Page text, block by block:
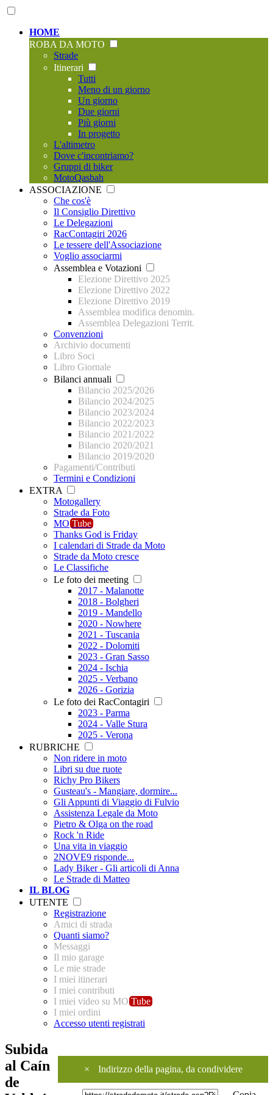
HOME
ROBA DA MOTO
Strade
Itinerari
Tutti
Meno di un giorno
Un giorno
Due giorni
Più giorni
In progetto
L'altimetro
Dove c'incontriamo?
Gruppi di biker
MotoQasbah
ASSOCIAZIONE
Che cos'è
Il Consiglio Direttivo
Le Delegazioni
RacContagiri 2026
Le tessere dell'Associazione
Voglio associarmi
Assemblea e Votazioni
Elezione Direttivo 2025
Elezione Direttivo 2022
Elezione Direttivo 2019
Assemblea modifica denomin.
Assemblea Delegazioni Territ.
Convenzioni
Archivio documenti
Libro Soci
Libro Giornale
Bilanci annuali
Bilancio 2025/2026
Bilancio 2024/2025
Bilancio 2023/2024
Bilancio 2022/2023
Bilancio 2021/2022
Bilancio 2020/2021
Bilancio 2019/2020
Pagamenti/Contributi
Termini e Condizioni
EXTRA
Motogallery
Strade da Foto
MO Tube
Thanks God is Friday
I calendari di Strade da Moto
Strade da Moto cresce
Le Classifiche
Le foto dei meeting
2017 - Malanotte
2018 - Bolgheri
2019 - Mandello
2020 - Nowhere
2021 - Tuscania
2022 - Dolomiti
2023 - Gran Sasso
2024 - Ischia
2025 - Verbano
2026 - Gorizia
Le foto dei RacContagiri
2023 - Parma
2024 - Valle Stura
2025 - Verona
RUBRICHE
Non ridere in moto
Libri su due ruote
Richy Pro Bikers
Gusteau's - Mangiare, dormire...
Gli Appunti di Viaggio di Fulvio
Assistenza Legale da Moto
Pietro & Olga on the road
Rock 'n Ride
Una vita in viaggio
2NOVE9 risponde...
Lady Biker - Gli articoli di Anna
Le Strade di Matteo
IL BLOG
UTENTE
Registrazione
Amici di strada
Quanti siamo?
Messaggi
Il mio garage
Le mie strade
I miei itinerari
I miei contributi
I miei video su MO Tube
I miei ordini
Accesso utenti registrati
× Indirizzo della pagina, da condividere
Subida
al Caín
de